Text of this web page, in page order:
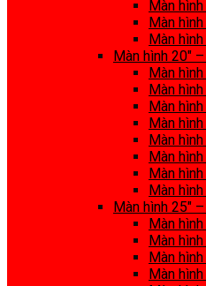
Màn
Màn
Màn
Màn hình 20″
Màn
Màn
Màn
Màn
Màn
Màn
Màn
Màn
Màn hình 25″
Màn
Màn
Màn
Màn